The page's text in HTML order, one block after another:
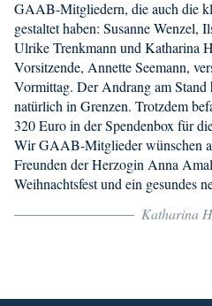
GAAB-Mitgliedern, die auch die
gestaltet haben: Susanne Wenzel,
Ulrike Trenkmann und Katharina
Vorsitzende, Annette Seemann,
Vormittag. Der Andrang am Stand
natürlich in Grenzen. Trotzdem
320 Euro in der Spendenbox für
Wir GAAB-Mitglieder wünschen
Freunden der Herzogin Anna
Weihnachtsfest und ein gesundes
Katharina